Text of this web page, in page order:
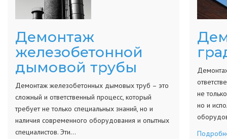
Демонтаж
железобетонной
дымовой трубы
Демонтаж железобетонных дымовых труб – это
сложный и ответственный процесс, который
требует не только специальных знаний, но и
наличия современного оборудования и опытных
специалистов. Эти…
не
но и